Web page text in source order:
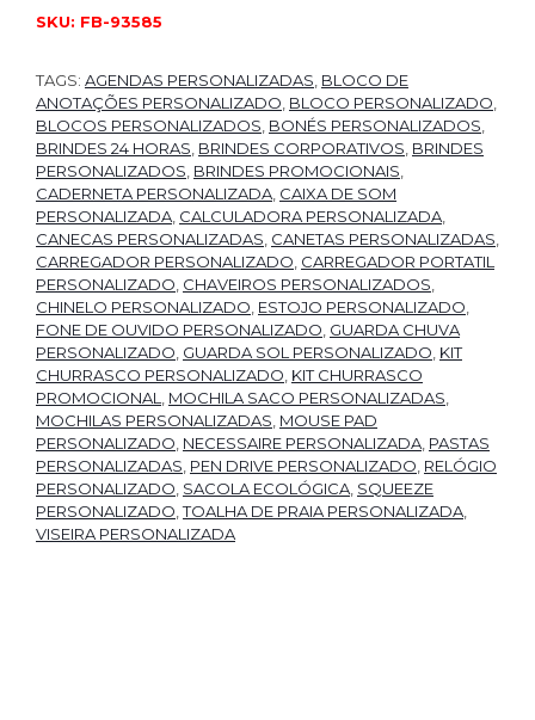
SKU: FB-93585
TAGS: AGENDAS PERSONALIZADAS, BLOCO DE
ANOTAÇÕES PERSONALIZADO, BLOCO PERSONALIZADO,
BLOCOS PERSONALIZADOS, BONÉS PERSONALIZADOS,
BRINDES 24 HORAS, BRINDES CORPORATIVOS, BRINDES
PERSONALIZADOS, BRINDES PROMOCIONAIS,
CADERNETA PERSONALIZADA, CAIXA DE SOM
PERSONALIZADA, CALCULADORA PERSONALIZADA,
CANECAS PERSONALIZADAS, CANETAS PERSONALIZADAS,
CARREGADOR PERSONALIZADO, CARREGADOR PORTATIL
PERSONALIZADO, CHAVEIROS PERSONALIZADOS,
CHINELO PERSONALIZADO, ESTOJO PERSONALIZADO,
FONE DE OUVIDO PERSONALIZADO, GUARDA CHUVA
PERSONALIZADO, GUARDA SOL PERSONALIZADO, KIT
CHURRASCO PERSONALIZADO, KIT CHURRASCO
PROMOCIONAL, MOCHILA SACO PERSONALIZADAS,
MOCHILAS PERSONALIZADAS, MOUSE PAD
PERSONALIZADO, NECESSAIRE PERSONALIZADA, PASTAS
PERSONALIZADAS, PEN DRIVE PERSONALIZADO, RELÓGIO
PERSONALIZADO, SACOLA ECOLÓGICA, SQUEEZE
PERSONALIZADO,TOALHA DE PRAIA PERSONALIZADA,
VISEIRA PERSONALIZADA